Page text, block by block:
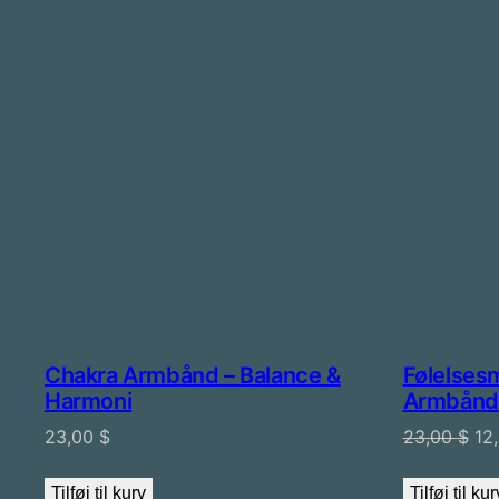
Chakra Armbånd – Balance &
Harmoni
23,00 $
Tilføj til kurv
Armbånd
23,00$
Tilføj til